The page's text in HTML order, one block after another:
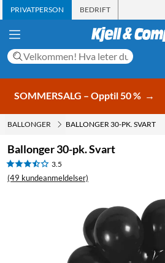
PRIVATPERSON BEDRIFT
SOMMERSALG – Opptil 50 % →
BALLONGER BALLONGER 30-PK. SVART
Ballonger 30-pk. Svart
3.5
(49 kundeanmeldelser)